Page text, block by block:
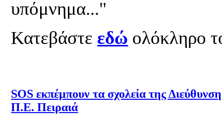
υπόμνημα..."
Κατεβάστε εδώ ολόκληρο
SOS εκπέμπουν τα σχολεία της
Π.Ε. Πειραιά